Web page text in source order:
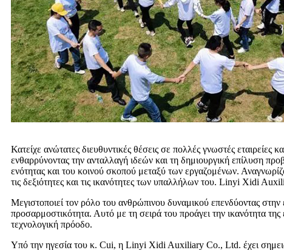
Κατείχε ανώτατες διευθυντικές θέσεις σε πολλές γνωστές
ενθαρρύνοντας την ανταλλαγή ιδεών και τη δημιουργική επίλυση
ενότητας και του κοινού σκοπού μεταξύ των εργαζομένων.
τις δεξιότητες και τις ικανότητες των υπαλλήλων του. Linyi Xidi
Μεγιστοποιεί τον ρόλο του ανθρώπινου δυναμικού επενδύοντας
προσαρμοστικότητα. Αυτό με τη σειρά του προάγει την ικανότητα της
τεχνολογική πρόοδο.
Υπό την ηγεσία του κ. Cui, η Linyi Xidi Auxiliary Co., Ltd. έχει